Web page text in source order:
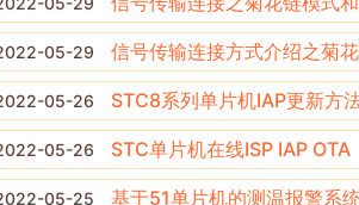
05-29 信号传输连接方式介绍之菊
05-26 STC8系列单片机IAP更新方
05-26 STC单片机在线ISP IAP OTA
05-25 基于51单片机的测温报警系